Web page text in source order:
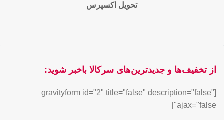
تحویل اکسپرس
از تخفیف‌ها و جدیدترین‌های سرکالا باخبر شوید:
[gravityform id="2" title="false" description="false"
ajax="false"]